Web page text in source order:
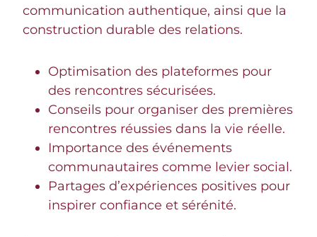
communication authentique, ainsi que la
construction durable des relations.
Optimisation des plateformes pour
des rencontres sécurisées.
Conseils pour organiser des premières
rencontres réussies dans la vie réelle.
Importance des événements
communautaires comme levier social.
Partages d’expériences positives pour
inspirer confiance et sérénité.